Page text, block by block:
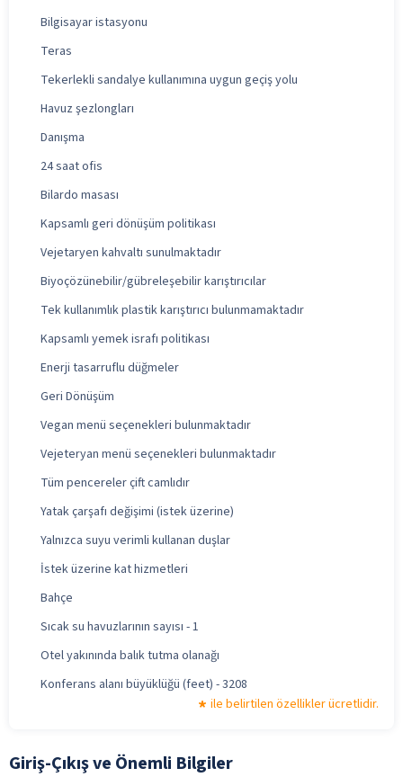
Bilgisayar istasyonu
Teras
Tekerlekli sandalye kullanımına uygun geçiş yolu
Havuz şezlongları
Danışma
24 saat ofis
Bilardo masası
Kapsamlı geri dönüşüm politikası
Vejetaryen kahvaltı sunulmaktadır
Biyoçözünebilir/gübreleşebilir karıştırıcılar
Tek kullanımlık plastik karıştırıcı bulunmamaktadır
Kapsamlı yemek israfı politikası
Enerji tasarruflu düğmeler
Geri Dönüşüm
Vegan menü seçenekleri bulunmaktadır
Vejeteryan menü seçenekleri bulunmaktadır
Tüm pencereler çift camlıdır
Yatak çarşafı değişimi (istek üzerine)
Yalnızca suyu verimli kullanan duşlar
İstek üzerine kat hizmetleri
Bahçe
Sıcak su havuzlarının sayısı - 1
Otel yakınında balık tutma olanağı
Konferans alanı büyüklüğü (feet) - 3208
ile belirtilen özellikler ücretlidir.
Giriş-Çıkış ve Önemli Bilgiler